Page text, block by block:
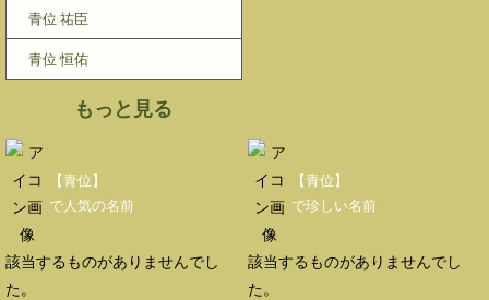
青位 祐臣
青位 恒佑
もっと見る
【青位】
で人気の名前
該当するものがありませんでし
た。
【青位】
で珍しい名前
該当するものがありませんでし
た。